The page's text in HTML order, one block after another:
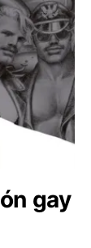
gay